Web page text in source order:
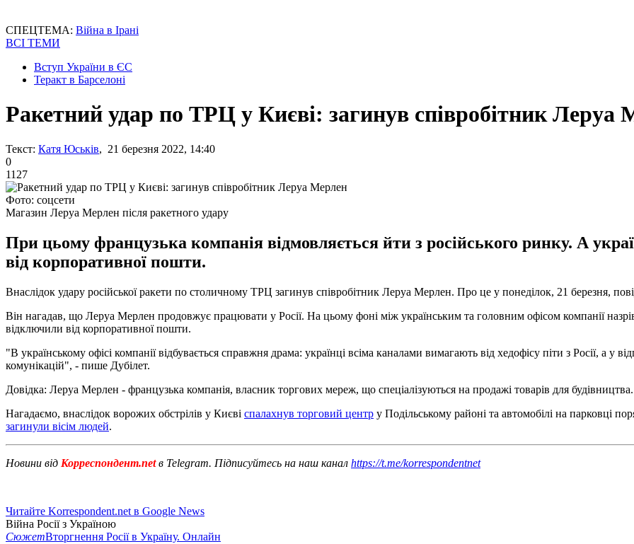
СПЕЦТЕМА: Війна в Ірані
ВСІ ТЕМИ
Вступ України в ЄС
Теракт в Барселоні
Ракетний удар по ТРЦ у Києві: загинув співробітник Леруа
Текст: Катя Юськів, 21 березня 2022, 14:40
0
1127
Фото: соцсети
Магазин Леруа Мерлен після ракетного удару
При цьому французька компанія відмовляється йти з російського ринку. А
від корпоративної пошти.
Внаслідок удару російської ракети по столичному ТРЦ загинув співробітник Леруа Мерлен. Про це у понеділок, 21 березня,
Він нагадав, що Леруа Мерлен продовжує працювати у Росії. На цьому фоні між українським та головним офісом компанії
відключили від корпоративної пошти.
"В українському офісі компанії відбувається справжня драма: українці всіма каналами вимагають від хедофісу піти з Росії, а у
комунікацій", - пише Дубілет.
Довідка: Леруа Мерлен - французька компанія, власник торгових мереж, що спеціалізуються на продажі товарів для будівництва.
Нагадаємо, внаслідок ворожих обстрілів у Києві спалахнув торговий центр у Подільському районі та автомобілі на парковці
загинули вісім людей.
Новини від Корреспондент.netв Telegram. Підписуйтесь на наш канал https://t.me/korrespondentnet
Читайте Korrespondent.net в Google News
Війна Росії з Україною
СюжетВторгнення Росії в Україну. Онлайн